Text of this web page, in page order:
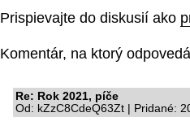
Prispievajte do diskusií ako
Komentár, na ktorý
Re: Rok 2021, píče
Od: kZzC8CdeQ63Zt | Pridané: